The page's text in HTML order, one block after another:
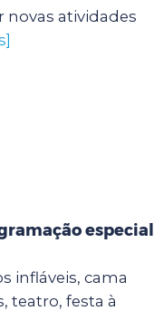
novas atividades
especial
infláveis, cama
teatro, festa à